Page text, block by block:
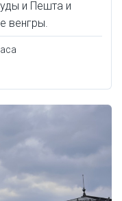
и Пешта и
венгры.